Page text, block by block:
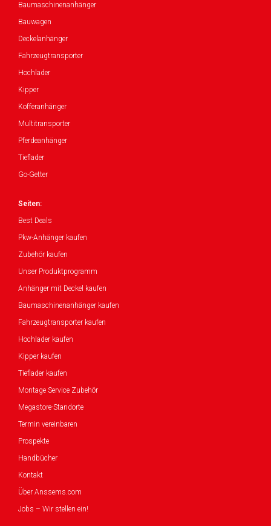
Baumaschinenanhänger
Bauwagen
Deckelanhänger
Fahrzeugtransporter
Hochlader
Kipper
Kofferanhänger
Multitransporter
Pferdeanhänger
Tieflader
Go-Getter
Seiten:
Best Deals
Pkw-Anhänger kaufen
Zubehör kaufen
Unser Produktprogramm
Anhänger mit Deckel kaufen
Baumaschinenanhänger kaufen
Fahrzeugtransporter kaufen
Hochlader kaufen
Kipper kaufen
Tieflader kaufen
Montage Service Zubehör
Megastore-Standorte
Termin vereinbaren
Prospekte
Handbücher
Kontakt
Über Anssems.com
Jobs – Wir stellen ein!